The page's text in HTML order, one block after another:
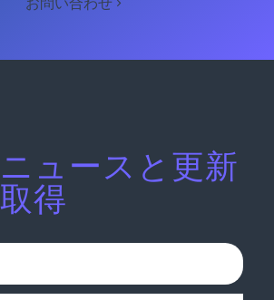
お問い合わせ
ニュースと更新
得